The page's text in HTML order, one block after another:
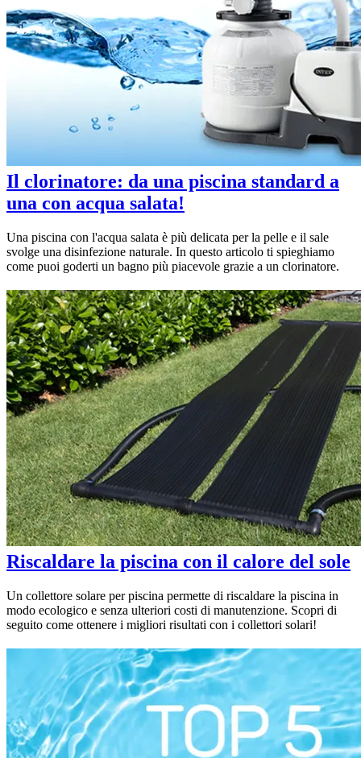
Il clorinatore: da una piscina standard a
una con acqua salata!
Una piscina con l'acqua salata è più delicata per la pelle e il sale
svolge una disinfezione naturale. In questo articolo ti spieghiamo
come puoi goderti un bagno più piacevole grazie a un clorinatore.
Riscaldare la piscina con il calore del sole
Un collettore solare per piscina permette di riscaldare la piscina in
modo ecologico e senza ulteriori costi di manutenzione. Scopri di
seguito come ottenere i migliori risultati con i collettori solari!